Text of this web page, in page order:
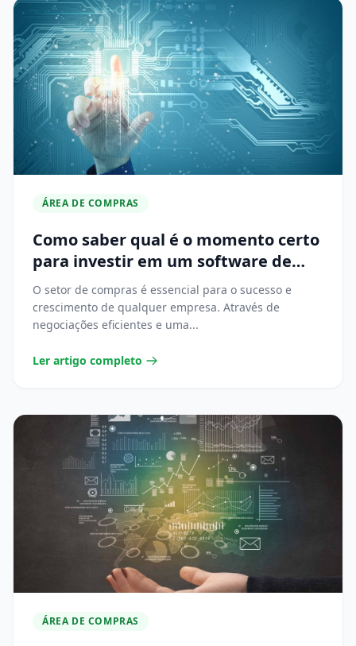
ÁREA DE COMPRAS
Como saber qual é o momento certo
para investir em um software de
compras?
O setor de compras é essencial para o sucesso e
crescimento de qualquer empresa. Através de
negociações eficientes e uma...
Ler artigo completo
ÁREA DE COMPRAS